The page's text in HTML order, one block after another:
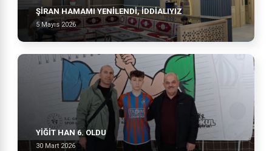
ŞİRAN HAMAMI YENİLENDİ, İDDİALIYIZ
5 Mayıs 2026
YIĞIT HAN 6. OLDU
30 Mart 2026